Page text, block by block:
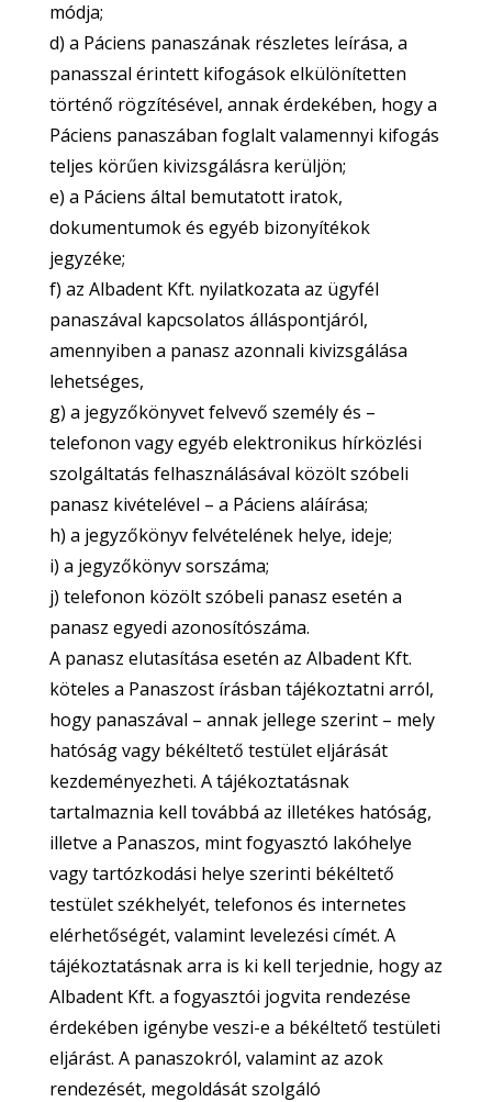
módja;
d) a Páciens panaszának részletes leírása, a
panasszal érintett kifogások elkülönítetten
történő rögzítésével, annak érdekében, hogy a
Páciens panaszában foglalt valamennyi kifogás
teljes körűen kivizsgálásra kerüljön;
e) a Páciens által bemutatott iratok,
dokumentumok és egyéb bizonyítékok
jegyzéke;
f) az Albadent Kft. nyilatkozata az ügyfél
panaszával kapcsolatos álláspontjáról,
amennyiben a panasz azonnali kivizsgálása
lehetséges,
g) a jegyzőkönyvet felvevő személy és –
telefonon vagy egyéb elektronikus hírközlési
szolgáltatás felhasználásával közölt szóbeli
panasz kivételével – a Páciens aláírása;
h) a jegyzőkönyv felvételének helye, ideje;
i) a jegyzőkönyv sorszáma;
j) telefonon közölt szóbeli panasz esetén a
panasz egyedi azonosítószáma.
A panasz elutasítása esetén az Albadent Kft.
köteles a Panaszost írásban tájékoztatni arról,
hogy panaszával – annak jellege szerint – mely
hatóság vagy békéltető testület eljárását
kezdeményezheti. A tájékoztatásnak
tartalmaznia kell továbbá az illetékes hatóság,
illetve a Panaszos, mint fogyasztó lakóhelye
vagy tartózkodási helye szerinti békéltető
testület székhelyét, telefonos és internetes
elérhetőségét, valamint levelezési címét. A
tájékoztatásnak arra is ki kell terjednie, hogy az
Albadent Kft. a fogyasztói jogvita rendezése
érdekében igénybe veszi-e a békéltető testületi
eljárást. A panaszokról, valamint az azok
rendezését, megoldását szolgáló